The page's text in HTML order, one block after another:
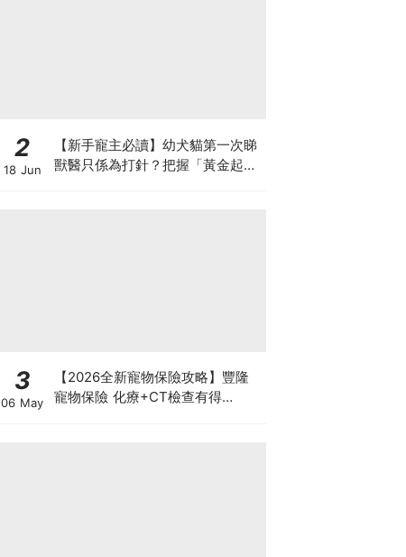
2
18 Jun
【新手寵主必讀】幼犬貓第一次睇
獸醫只係為打針？把握「黃金起跑
3
06 May
【2026全新寵物保險攻略】豐隆
寵物保險 化療+CT檢查有得